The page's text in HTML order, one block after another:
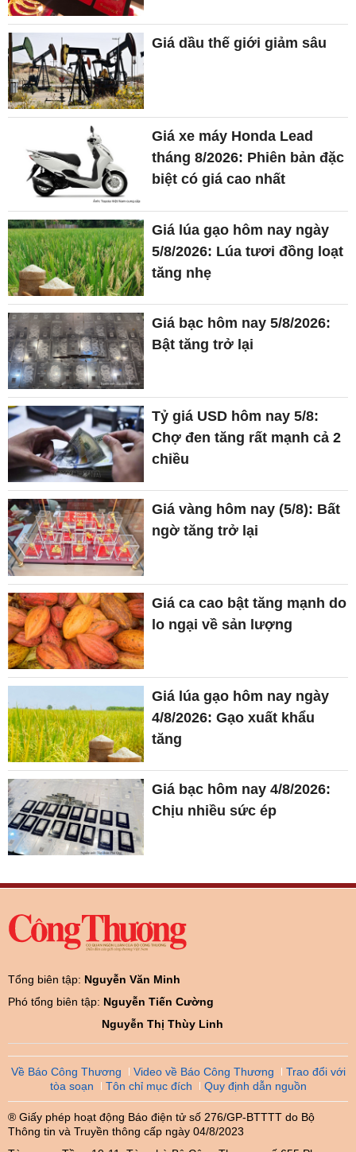
Giá dầu thế giới giảm sâu
Giá xe máy Honda Lead
tháng 8/2026: Phiên bản đặc
biệt có giá cao nhất
Giá lúa gạo hôm nay ngày
5/8/2026: Lúa tươi đồng loạt
tăng nhẹ
Giá bạc hôm nay 5/8/2026:
Bật tăng trở lại
Tỷ giá USD hôm nay 5/8:
Chợ đen tăng rất mạnh cả 2
chiều
Giá vàng hôm nay (5/8): Bất
ngờ tăng trở lại
Giá ca cao bật tăng mạnh do
lo ngại về sản lượng
Giá lúa gạo hôm nay ngày
4/8/2026: Gạo xuất khẩu
tăng
Giá bạc hôm nay 4/8/2026:
Chịu nhiều sức ép
Tổng biên tập: Nguyễn Văn Minh
Phó tổng biên tập: Nguyễn Tiến Cường
Nguyễn Thị Thùy Linh
Về Báo Công Thương Video về Báo Công Thương
Trao đổi với
tòa soạn
Tôn chỉ mục đích Quy định dẫn nguồn
® Giấy phép hoạt động Báo điện tử số 276/GP-BTTTT do Bộ
Thông tin và Truyền thông cấp ngày 04/8/2023